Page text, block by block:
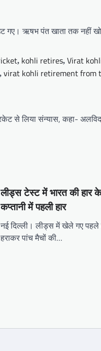
गए। ऋषभ पंत खाता तक नहीं
, kohli retires, Virat
, virat kohli retirement from
से लिया संन्यास, कहा-
लीड्स टेस्ट में भारत की
कप्तानी में पहली हार
नई दिल्ली। लीड्स में खेले गए
हराकर पांच मैचों की…